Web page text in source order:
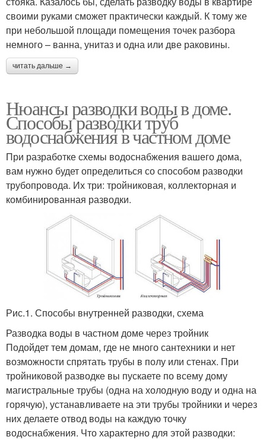
своими руками сможет практически каждый. К тому же
при небольшой площади помещения точек разбора
немного – ванна, унитаз и одна или две раковины.
читать дальше →
Нюансы разводки воды в доме.
Способы разводки труб
водоснабжения в частном доме
При разработке схемы водоснабжения вашего дома,
вам нужно будет определиться со способом разводки
трубопровода. Их три: тройниковая, коллекторная и
комбинированная разводки.
Рис.1. Способы внутренней разводки, схема
Разводка воды в частном доме через тройник
Подойдет тем домам, где не много сантехники и нет
возможности спрятать трубы в полу или стенах. При
тройниковой разводке вы пускаете по всему дому
магистральные трубы (одна на холодную воду и одна на
горячую), устанавливаете на эти трубы тройники и через
них делаете отвод воды на каждую точку
водоснабжения. Что характерно для этой разводки: